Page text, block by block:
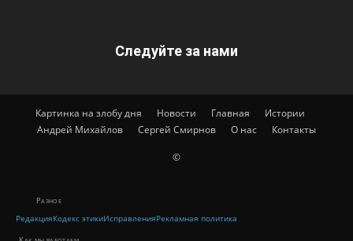
Следуйте за нами
Картинка на злобу дня Новости Главная
Истории
Андрей Михайлов
Сергей Смирнов О нас Контакты
©
Разное
РедакцияКодекс этикиИсправленияРекламная политика